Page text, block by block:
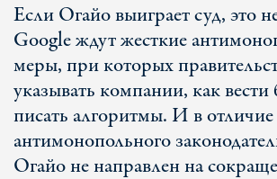
Если Огайо выиграет суд, это
Google ждут жесткие
меры, при которых
указывать компании, как
писать алгоритмы. И в
антимонопольного
Огайо не направлен на